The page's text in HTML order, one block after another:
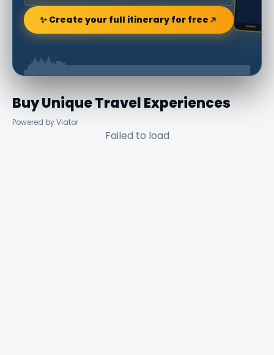
✨ Create your full itinerary for free
Buy Unique Travel Experiences
Powered by Viator
Failed to load